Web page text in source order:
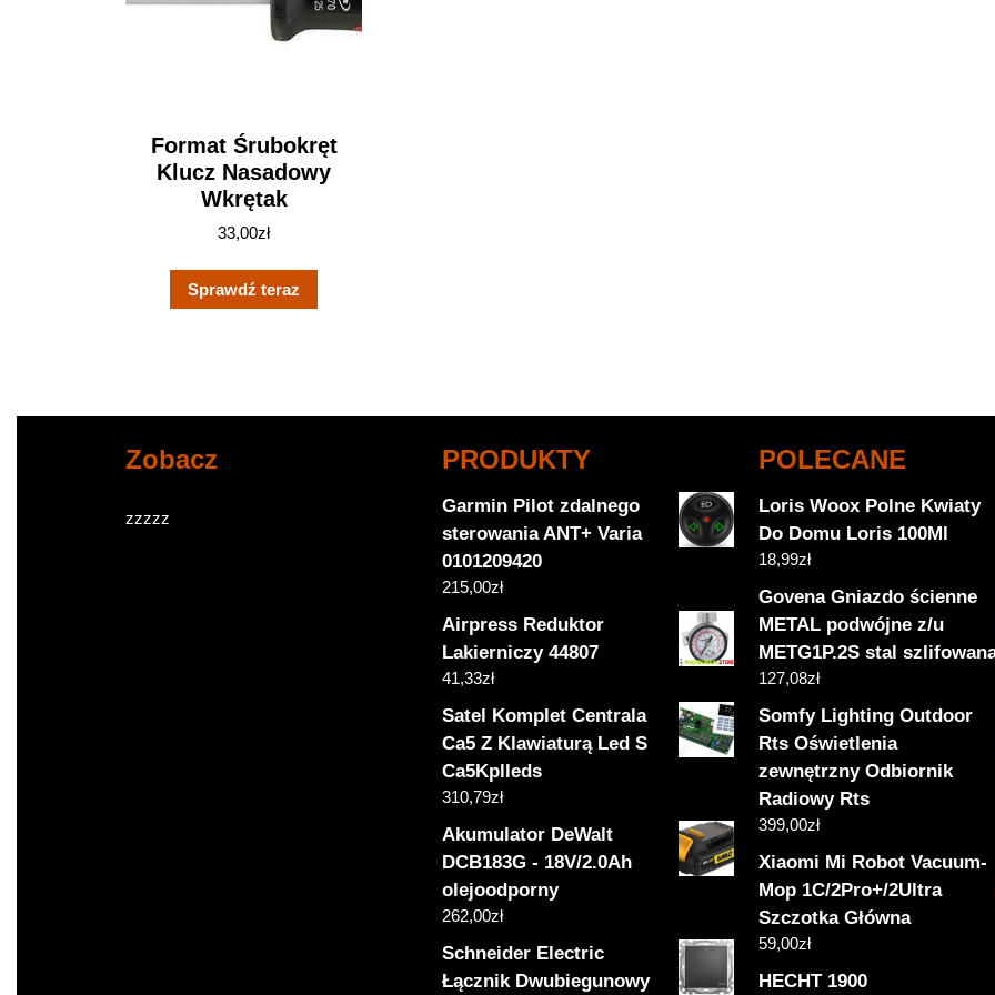
Format Śrubokręt
Klucz Nasadowy
Wkrętak
33,00zł
Sprawdź teraz
Zobacz
zzzzz
PRODUKTY
Garmin Pilot zdalnego
sterowania ANT+ Varia
0101209420
215,00zł
Airpress Reduktor
Lakierniczy 44807
41,33zł
Satel Komplet Centrala
Ca5 Z Klawiaturą Led S
Ca5Kplleds
310,79zł
Akumulator DeWalt
DCB183G - 18V/2.0Ah
olejoodporny
262,00zł
Schneider Electric
Łącznik Dwubiegunowy
POLECANE
Loris Woox Polne Kwiaty
Do Domu Loris 100Ml
18,99zł
Govena Gniazdo ścienne
METAL podwójne z/u
METG1P.2S stal
127,08zł
Somfy Lighting Outdoor
Rts Oświetlenia
zewnętrzny Odbiornik
Radiowy Rts
399,00zł
Xiaomi Mi Robot Vacuum-
Mop 1C/2Pro+/2Ultra
Szczotka Główna
59,00zł
HECHT 1900